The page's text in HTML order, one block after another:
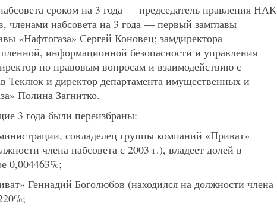
сроком на 3 года — председатель правления НАК
членами набсовета на 3 года — первый замглавы
«Нафтогаза» Сергей Коновец; замдиректора
информационной безопасности и управления
по правовым вопросам и взаимодействию с
Теклюк и директор департамента имущественных и
Полина Загнитко.
3 года были переизбраны:
совладелец группы компаний «Приват»
члена набсовета с 2003 г.), владеет долей в
0,004463%;
Геннадий Боголюбов (находился на должности члена